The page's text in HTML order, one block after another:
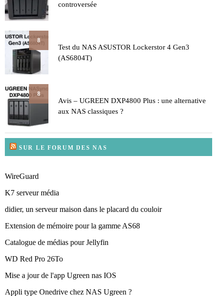
controversée
8
Test du NAS ASUSTOR Lockerstor 4 Gen3
(AS6804T)
8
Avis – UGREEN DXP4800 Plus : une alternative
aux NAS classiques ?
SUR LE FORUM DES NAS
WireGuard
K7 serveur média
didier, un serveur maison dans le placard du couloir
Extension de mémoire pour la gamme AS68
Catalogue de médias pour Jellyfin
WD Red Pro 26To
Mise a jour de l'app Ugreen nas IOS
Appli type Onedrive chez NAS Ugreen ?